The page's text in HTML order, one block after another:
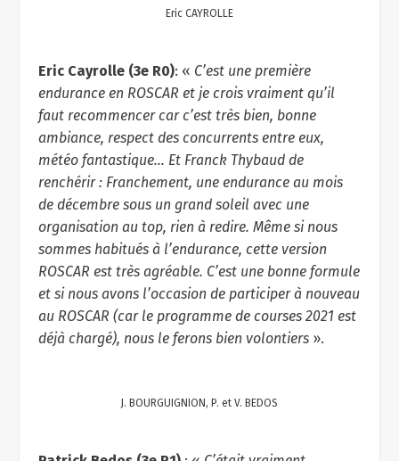
Eric CAYROLLE
Eric Cayrolle (3e R0): « C’est une première
endurance en ROSCAR et je crois vraiment qu’il
faut recommencer car c’est très bien, bonne
ambiance, respect des concurrents entre eux,
météo fantastique… Et Franck Thybaud de
renchérir : Franchement, une endurance au mois
de décembre sous un grand soleil avec une
organisation au top, rien à redire. Même si nous
sommes habitués à l’endurance, cette version
ROSCAR est très agréable. C’est une bonne formule
et si nous avons l’occasion de participer à nouveau
au ROSCAR (car le programme de courses 2021 est
déjà chargé), nous le ferons bien volontiers».
J. BOURGUIGNION, P. et V. BEDOS